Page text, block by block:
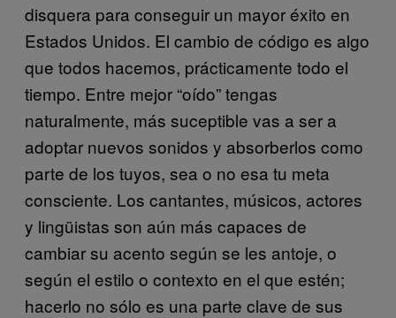
disquera para conseguir un mayor éxito en
Estados Unidos. El cambio de código es algo
que todos hacemos, prácticamente todo el
tiempo. Entre mejor “oído” tengas
naturalmente, más suceptible vas a ser a
adoptar nuevos sonidos y absorberlos como
parte de los tuyos, sea o no esa tu meta
consciente. Los cantantes, músicos, actores
y lingüistas son aún más capaces de
cambiar su acento según se les antoje, o
según el estilo o contexto en el que estén;
hacerlo no sólo es una parte clave de sus